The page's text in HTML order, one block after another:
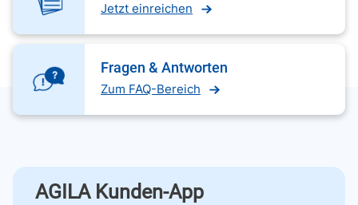
Jetzt einreichen
Fragen & Antworten
Zum FAQ-Bereich
AGILA Kunden-App